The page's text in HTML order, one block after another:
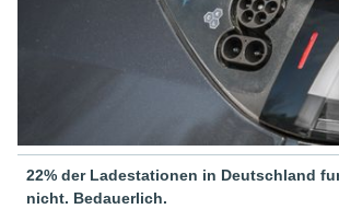
22% der Ladestationen in Deutschland
nicht. Bedauerlich.